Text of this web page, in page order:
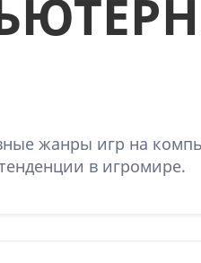
жанры игр на
в игромире.